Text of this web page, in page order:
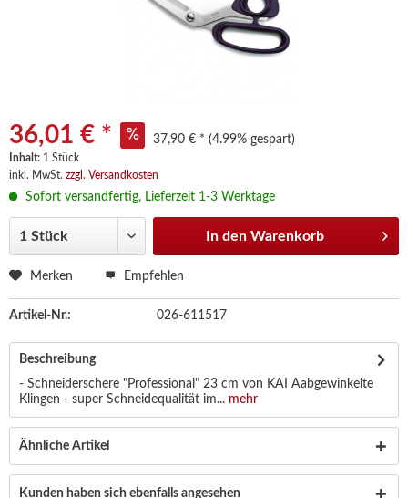
36,01 € * 37,90 € * (4.99% gespart)
Inhalt: 1 Stück
inkl. MwSt. zzgl. Versandkosten
Sofort versandfertig, Lieferzeit 1-3 Werktage
In den Warenkorb
Merken Empfehlen
Artikel-Nr.: 026-611517
Beschreibung
- Schneiderschere "Professional" 23 cm von KAI Aabgewinkelte
Klingen - super Schneidequalität im... mehr
Ähnliche Artikel
Kunden haben sich ebenfalls angesehen